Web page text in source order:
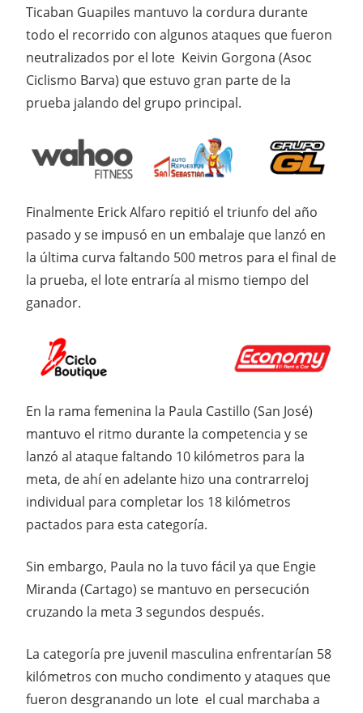
Ticaban Guapiles mantuvo la cordura durante
todo el recorrido con algunos ataques que fueron
neutralizados por el lote Keivin Gorgona (Asoc
Ciclismo Barva) que estuvo gran parte de la
prueba jalando del grupo principal.
Finalmente Erick Alfaro repitió el triunfo del año
pasado y se impusó en un embalaje que lanzó en
la última curva faltando 500 metros para el final de
la prueba, el lote entraría al mismo tiempo del
ganador.
En la rama femenina la Paula Castillo (San José)
mantuvo el ritmo durante la competencia y se
lanzó al ataque faltando 10 kilómetros para la
meta, de ahí en adelante hizo una contrarreloj
individual para completar los 18 kilómetros
pactados para esta categoría.
Sin embargo, Paula no la tuvo fácil ya que Engie
Miranda (Cartago) se mantuvo en persecución
cruzando la meta 3 segundos después.
La categoría pre juvenil masculina enfrentarían 58
kilómetros con mucho condimento y ataques que
fueron desgranando un lote el cual marchaba a